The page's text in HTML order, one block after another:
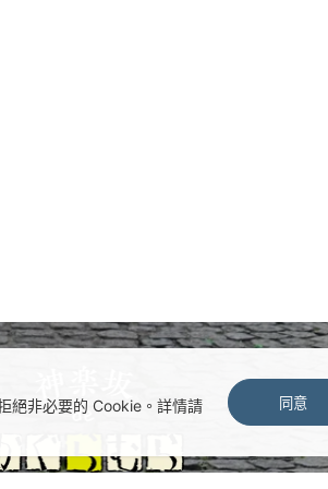
絕非必要的 Cookie。詳情請
同意